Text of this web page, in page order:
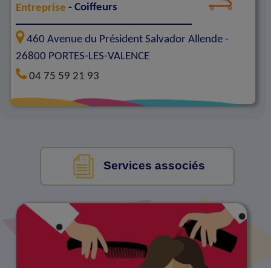
Entreprise - Coiffeurs
460 Avenue du Président Salvador Allende -
26800 PORTES-LES-VALENCE
04 75 59 21 93
Services associés